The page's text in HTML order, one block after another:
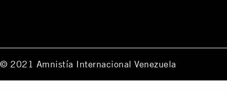
© 2021 Amnistía Internacional Venezuela